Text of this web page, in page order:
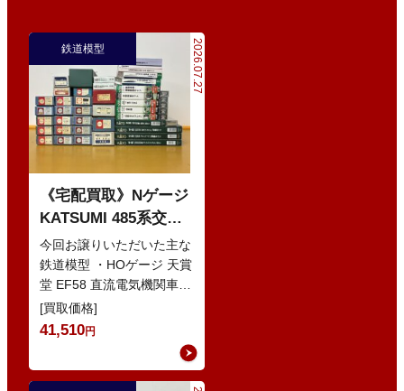
2026.07.27
鉄道模型
《宅配買取》Nゲージ
KATSUMI 485系交直
流特急型電車 などの
鉄道模型
今回お譲りいただいた主な
鉄道模型 ・HOゲージ 天賞
堂 EF58 直流電気機関車
・Nゲージ KATO 10-386
285系0番…
[買取価格]
41,510円